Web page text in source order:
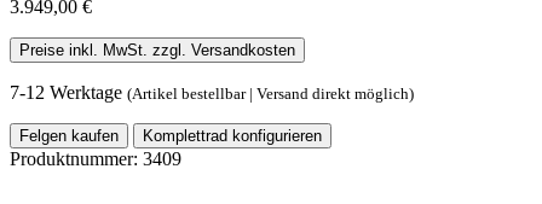
3.949,00 €
Preise inkl. MwSt. zzgl. Versandkosten
7-12 Werktage (Artikel bestellbar | Versand direkt möglich)
Felgen kaufen Komplettrad konfigurieren
Produktnummer: 3409